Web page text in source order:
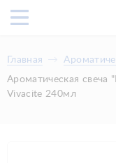
Главная
Ароматическая свеча
Vivacite 240мл